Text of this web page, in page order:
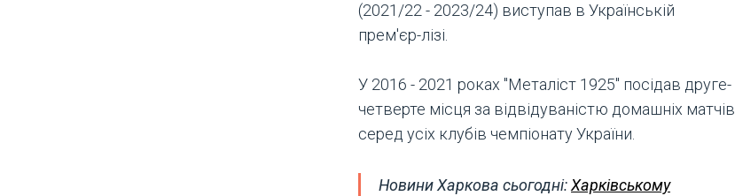
(2021/22 - 2023/24) виступав в Українській
прем'єр-лізі.
У 2016 - 2021 роках "Металіст 1925" посідав друге-
четверте місця за відвідуваністю домашніх матчів
серед усіх клубів чемпіонату України.
Новини Харкова сьогодні:Харківському